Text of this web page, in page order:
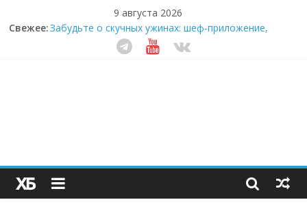
9 августа 2026
Свежее:Забудьте о скучных ужинах: шеф-приложение,
которое видит вашу еду насквозь
Небо зовёт: как бизнес на полётах дронов и
Секрет супергидратации: почему кокосовая вода с
пребиотиками становится главным трендом
здорового питания